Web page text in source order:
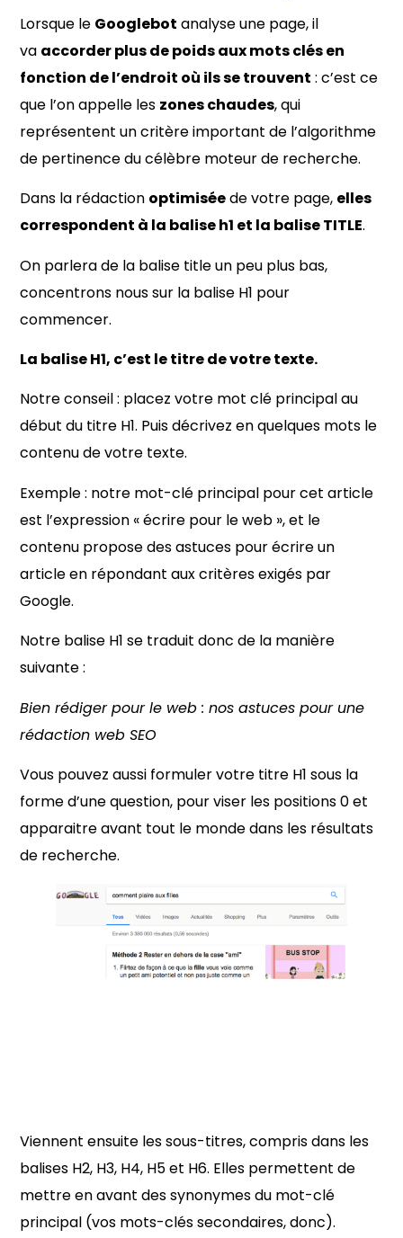
Lorsque le Googlebot analyse une page, il
va accorder plus de poids aux mots clés en
fonction de l’endroit où ils se trouvent : c’est ce
que l’on appelle les zones chaudes, qui
représentent un critère important de l’algorithme
de pertinence du célèbre moteur de recherche.
Dans la rédaction optimiséede votre page, elles
correspondent à la balise h1 et la balise TITLE.
On parlera de la balise title un peu plus bas,
concentrons nous sur la balise H1 pour
commencer.
La balise H1, c’est le titre de votre texte.
Notre conseil : placez votre mot clé principal au
début du titre H1. Puis décrivez en quelques mots le
contenu de votre texte.
Exemple : notre mot-clé principal pour cet article
est l’expression « écrire pour le web », et le
contenu propose des astuces pour écrire un
article en répondant aux critères exigés par
Google.
Notre balise H1 se traduit donc de la manière
suivante :
Bien rédiger pour le web : nos astuces pour une
rédaction web SEO
Vous pouvez aussi formuler votre titre H1 sous la
forme d’une question, pour viser les positions 0 et
apparaitre avant tout le monde dans les résultats
de recherche.
Viennent ensuite les sous-titres, compris dans les
balises H2, H3, H4, H5 et H6. Elles permettent de
mettre en avant des synonymes du mot-clé
principal (vos mots-clés secondaires, donc).